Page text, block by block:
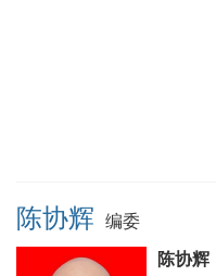
陈协辉 编委
陈协辉